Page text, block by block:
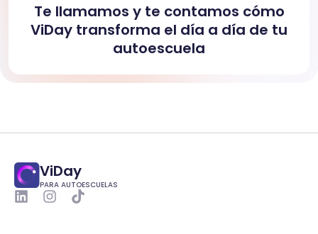
Te llamamos y te contamos cómo
ViDay transforma el día a día de tu
autoescuela
ViDay
PARA AUTOESCUELAS